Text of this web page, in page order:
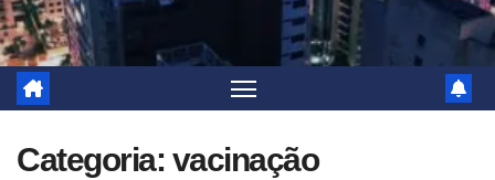
Categoria: vacinação